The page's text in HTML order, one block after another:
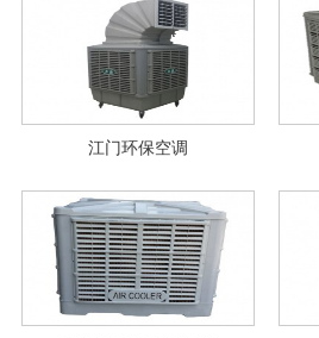
江门环保空调